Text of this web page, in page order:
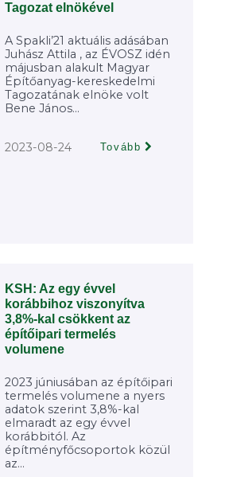
Tagozat elnökével
A Spakli’21 aktuális adásában
Juhász Attila , az ÉVOSZ idén
májusban alakult Magyar
Építőanyag-kereskedelmi
Tagozatának elnöke volt
Bene János...
2023-08-24 Tovább
KSH: Az egy évvel
korábbihoz viszonyítva
3,8%-kal csökkent az
építőipari termelés
volumene
2023 júniusában az építőipari
termelés volumene a nyers
adatok szerint 3,8%-kal
elmaradt az egy évvel
korábbitól. Az
építményfőcsoportok közül
az...